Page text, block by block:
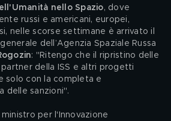
nello Spazio, dove
russi e americani, europei,
nelle scorse settimane è arrivato il
dell’Agenzia Spaziale Russa
: "Ritengo che il ripristino delle
della ISS e altri progetti
solo con la completa e
delle sanzioni".